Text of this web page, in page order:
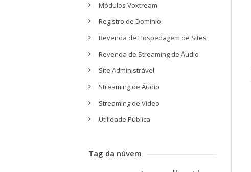
Módulos Voxtream
Registro de Domínio
Revenda de Hospedagem de Sites
Revenda de Streaming de Áudio
Site Administrável
Streaming de Áudio
Streaming de Vídeo
Utilidade Pública
Tag da núvem